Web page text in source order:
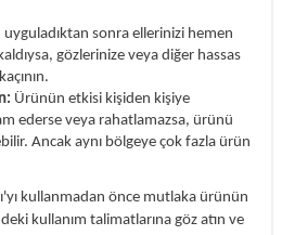
sonra ellerinizi hemen
gözlerinize veya diğer hassas
Ürünün etkisi kişiden kişiye
ederse veya rahatlamazsa, ürünü
Ancak aynı bölgeye çok fazla ürün
kullanmadan önce mutlaka ürünün
kullanım talimatlarına göz atın ve